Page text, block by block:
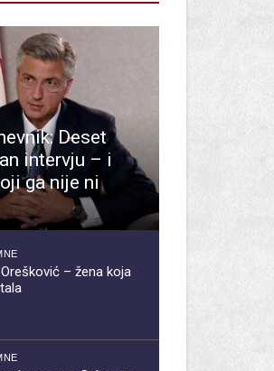
Deset
intervju – i
ga nije ni
Orešković – žena koja